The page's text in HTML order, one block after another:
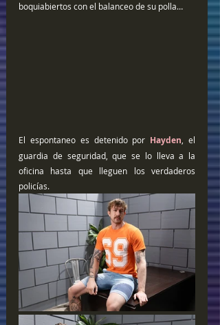
boquiabiertos con el balanceo de su polla…
El espontaneo es detenido por Hayden , el
guardia de seguridad, que se lo lleva a la
oficina hasta que lleguen los verdaderos
policías.